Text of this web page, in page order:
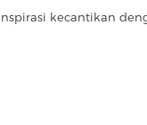
kecantikan